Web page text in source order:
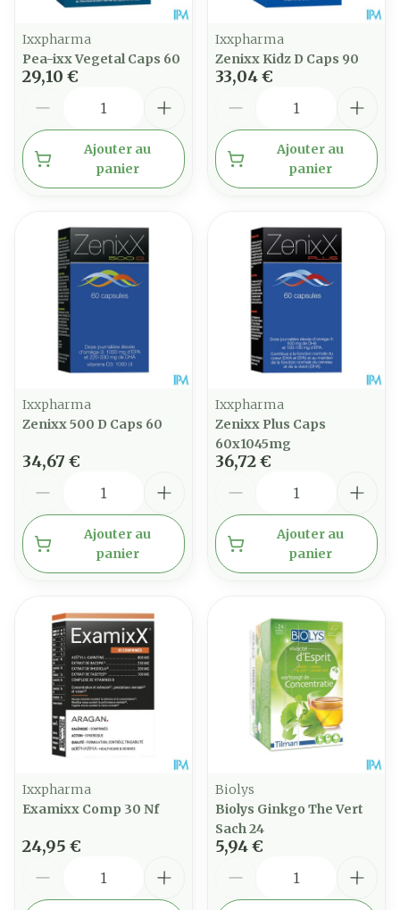
Ixxpharma
Pea-ixx Vegetal Caps 60
29,10 €
Ajouter au
panier
Ixxpharma
Zenixx Kidz D Caps 90
33,04 €
Ajouter au
panier
Ixxpharma
Zenixx 500 D Caps 60
34,67 €
Ajouter au
panier
Ixxpharma
Zenixx Plus Caps
60x1045mg
36,72 €
Ajouter au
panier
Ixxpharma
Examixx Comp 30 Nf
24,95 €
Biolys
Biolys Ginkgo The Vert
Sach 24
5,94 €